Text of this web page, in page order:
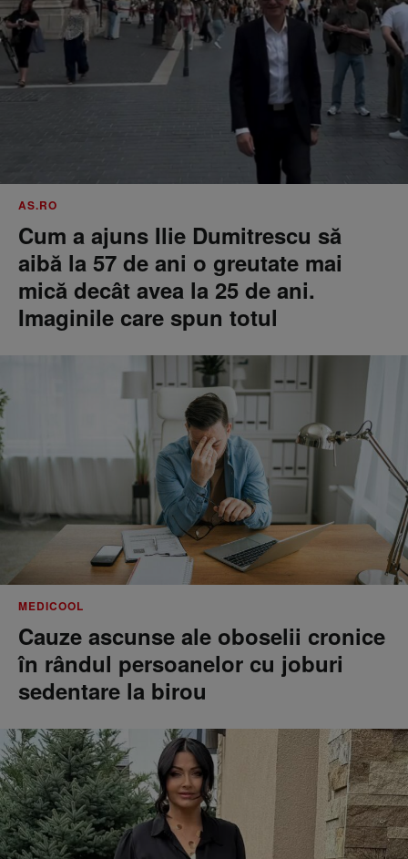
AS.RO
Cum a ajuns Ilie Dumitrescu să
aibă la 57 de ani o greutate mai
mică decât avea la 25 de ani.
Imaginile care spun totul
MEDICOOL
Cauze ascunse ale oboselii cronice
în rândul persoanelor cu joburi
sedentare la birou